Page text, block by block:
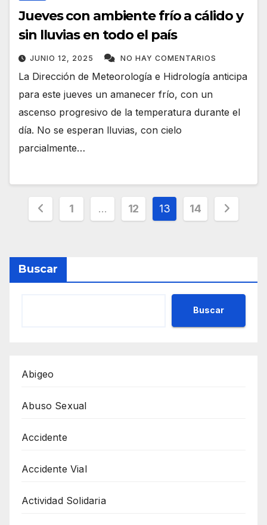
Jueves con ambiente frío a cálido y
sin lluvias en todo el país
JUNIO 12, 2025 NO HAY COMENTARIOS
La Dirección de Meteorología e Hidrología anticipa
para este jueves un amanecer frío, con un
ascenso progresivo de la temperatura durante el
día. No se esperan lluvias, con cielo
parcialmente…
Paginación
entradas
1 … 12 13 14
Buscar
Buscar
Abigeo
Abuso Sexual
Accidente
Accidente Vial
Actividad Solidaria